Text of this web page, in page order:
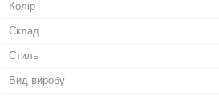
Колір
Склад
Стиль
Вид виробу